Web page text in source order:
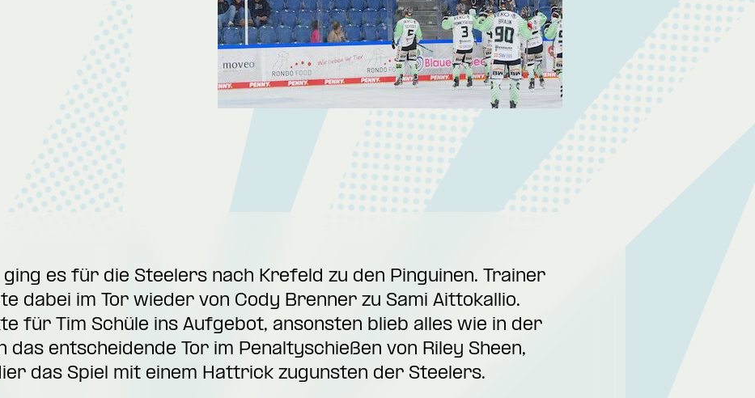
es für die Steelers nach Krefeld zu den Pinguinen. Trainer
dabei im Tor wieder von Cody Brenner zu Sami Aittokallio.
für Tim Schüle ins Aufgebot, ansonsten blieb alles wie in der
das entscheidende Tor im Penaltyschießen von Riley Sheen,
das Spiel mit einem Hattrick zugunsten der Steelers.